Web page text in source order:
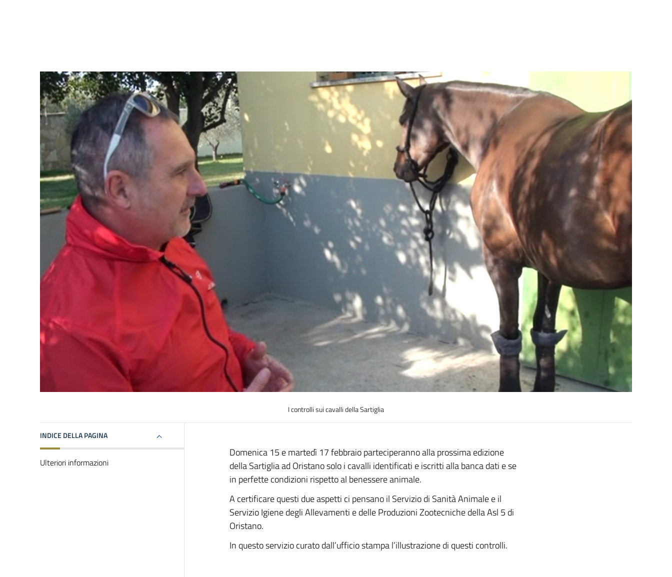
I controlli sui cavalli della Sartiglia
INDICE DELLA PAGINA
Ulteriori informazioni
Domenica 15 e martedì 17 febbraio parteciperanno alla prossima edizione
della Sartiglia ad Oristano solo i cavalli identificati e iscritti alla banca dati e se
in perfette condizioni rispetto al benessere animale.
A certificare questi due aspetti ci pensano il Servizio di Sanità Animale e il
Servizio Igiene degli Allevamenti e delle Produzioni Zootecniche della Asl 5 di
Oristano.
In questo servizio curato dall’ufficio stampa l’illustrazione di questi controlli.